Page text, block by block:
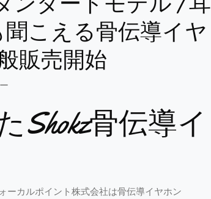
こえる骨伝導イヤ
販売開始
Shokz骨伝導イ
ーカルポイント株式会社は骨伝導イヤホン